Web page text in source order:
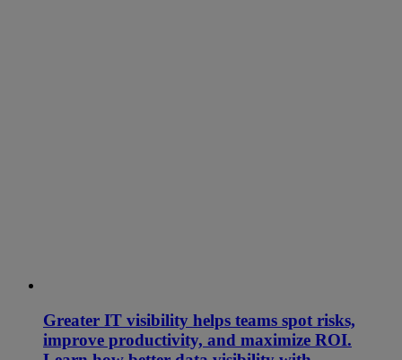
Greater IT visibility helps teams spot risks,
improve productivity, and maximize ROI.